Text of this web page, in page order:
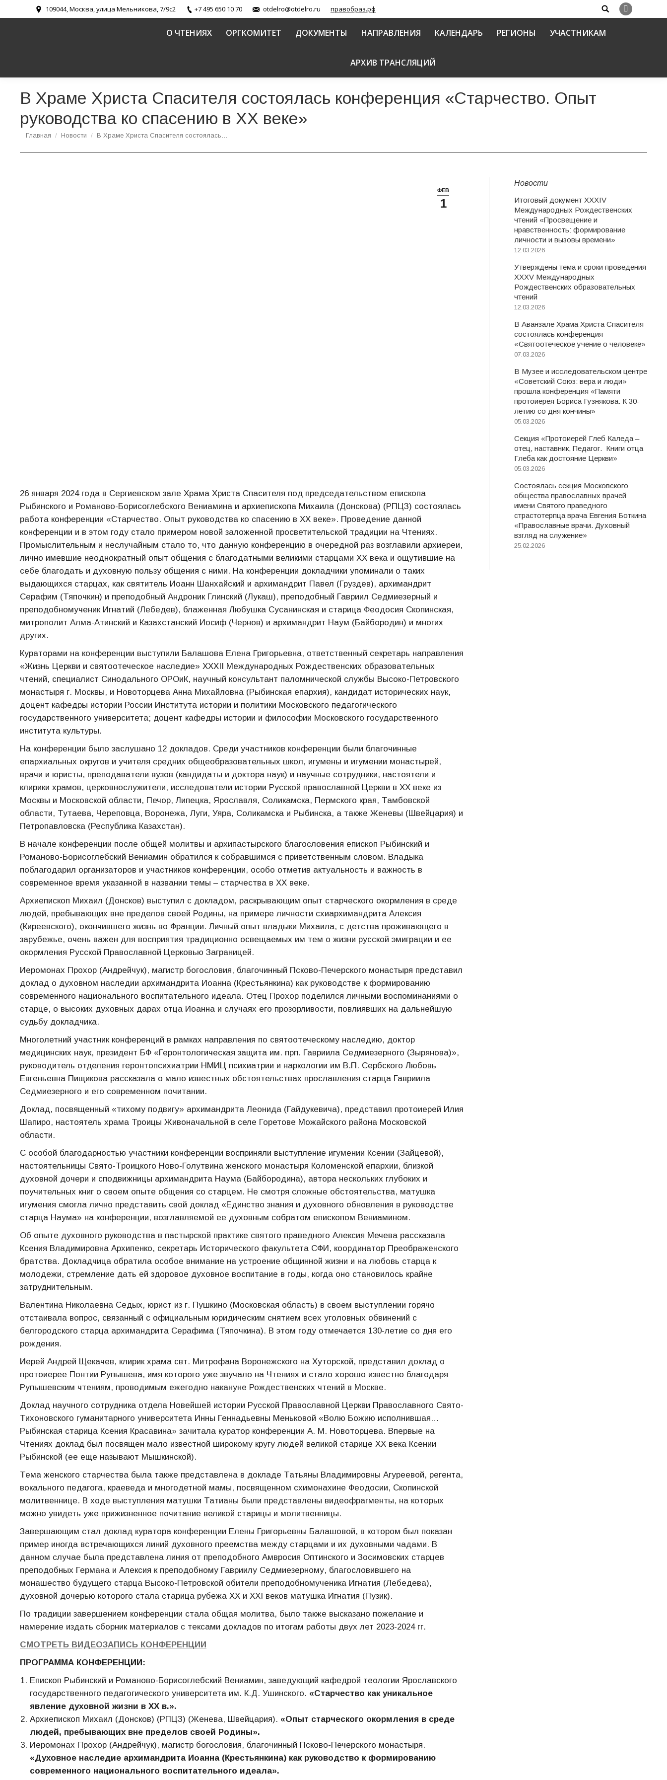
109044, Москва, улица Мельникова, 7/9с2 +7 495 650 10 70 otdelro@otdelro.ru правобраз.рф Search:
Вконтакте
О ЧТЕНИЯХ ОРГКОМИТЕТ ДОКУМЕНТЫ НАПРАВЛЕНИЯ КАЛЕНДАРЬ РЕГИОНЫ УЧАСТНИКАМ
АРХИВ ТРАНСЛЯЦИЙ
В Храме Христа Спасителя состоялась конференция «Старчество. Опыт
руководства ко спасению в ХХ веке»
Вы здесь:
Главная Новости В Храме Христа Спасителя состоялась…
ФЕВ
1
26 января 2024 года в Сергиевском зале Храма Христа Спасителя под председательством епископа
Рыбинского и Романово-Борисоглебского Вениамина и архиепископа Михаила (Донскова) (РПЦЗ) состоялась
работа конференции «Старчество. Опыт руководства ко спасению в ХХ веке». Проведение данной
конференции и в этом году стало примером новой заложенной просветительской традиции на Чтениях.
Промыслительным и неслучайным стало то, что данную конференцию в очередной раз возглавили архиереи,
лично имевшие неоднократный опыт общения с благодатными великими старцами ХХ века и ощутившие на
себе благодать и духовную пользу общения с ними. На конференции докладчики упоминали о таких
выдающихся старцах, как святитель Иоанн Шанхайский и архимандрит Павел (Груздев), архимандрит
Серафим (Тяпочкин) и преподобный Андроник Глинский (Лукаш), преподобный Гавриил Седмиезерный и
преподобномученик Игнатий (Лебедев), блаженная Любушка Сусанинская и старица Феодосия Скопинская,
митрополит Алма-Атинский и Казахстанский Иосиф (Чернов) и архимандрит Наум (Байбородин) и многих
других.
Кураторами на конференции выступили Балашова Елена Григорьевна, ответственный секретарь направления
«Жизнь Церкви и святоотеческое наследие» XXXII Международных Рождественских образовательных
чтений, специалист Синодального ОРОиК, научный консультант паломнической службы Высоко-Петровского
монастыря г. Москвы, и Новоторцева Анна Михайловна (Рыбинская епархия), кандидат исторических наук,
доцент кафедры истории России Института истории и политики Московского педагогического
государственного университета; доцент кафедры истории и философии Московского государственного
института культуры.
На конференции было заслушано 12 докладов. Среди участников конференции были благочинные
епархиальных округов и учителя средних общеобразовательных школ, игумены и игумении монастырей,
врачи и юристы, преподаватели вузов (кандидаты и доктора наук) и научные сотрудники, настоятели и
клирики храмов, церковнослужители, исследователи истории Русской православной Церкви в ХХ веке из
Москвы и Московской области, Печор, Липецка, Ярославля, Соликамска, Пермского края, Тамбовской
области, Тутаева, Череповца, Воронежа, Луги, Уяра, Соликамска и Рыбинска, а также Женевы (Швейцария) и
Петропавловска (Республика Казахстан).
В начале конференции после общей молитвы и архипастырского благословения епископ Рыбинский и
Романово-Борисоглебский Вениамин обратился к собравшимся с приветственным словом. Владыка
поблагодарил организаторов и участников конференции, особо отметив актуальность и важность в
современное время указанной в названии темы – старчества в ХХ веке.
Архиепископ Михаил (Донсков) выступил с докладом, раскрывающим опыт старческого окормления в среде
людей, пребывающих вне пределов своей Родины, на примере личности схиархимандрита Алексия
(Киреевского), окончившего жизнь во Франции. Личный опыт владыки Михаила, с детства проживающего в
зарубежье, очень важен для восприятия традиционно освещаемых им тем о жизни русской эмиграции и ее
окормления Русской Православной Церковью Заграницей.
Иеромонах Прохор (Андрейчук), магистр богословия, благочинный Псково-Печерского монастыря представил
доклад о духовном наследии архимандрита Иоанна (Крестьянкина) как руководстве к формированию
современного национального воспитательного идеала. Отец Прохор поделился личными воспоминаниями о
старце, о высоких духовных дарах отца Иоанна и случаях его прозорливости, повлиявших на дальнейшую
судьбу докладчика.
Многолетний участник конференций в рамках направления по святоотеческому наследию, доктор
медицинских наук, президент БФ «Геронтологическая защита им. прп. Гавриила Седмиезерного (Зырянова)»,
руководитель отделения геронтопсихиатрии НМИЦ психиатрии и наркологии им В.П. Сербского Любовь
Евгеньевна Пищикова рассказала о мало известных обстоятельствах прославления старца Гавриила
Седмиезерного и его современном почитании.
Доклад, посвященный «тихому подвигу» архимандрита Леонида (Гайдукевича), представил протоиерей Илия
Шапиро, настоятель храма Троицы Живоначальной в селе Горетове Можайского района Московской
области.
С особой благодарностью участники конференции восприняли выступление игумении Ксении (Зайцевой),
настоятельницы Свято-Троицкого Ново-Голутвина женского монастыря Коломенской епархии, близкой
духовной дочери и сподвижницы архимандрита Наума (Байбородина), автора нескольких глубоких и
поучительных книг о своем опыте общения со старцем. Не смотря сложные обстоятельства, матушка
игумения смогла лично представить свой доклад «Единство знания и духовного обновления в руководстве
старца Наума» на конференции, возглавляемой ее духовным собратом епископом Вениамином.
Об опыте духовного руководства в пастырской практике святого праведного Алексия Мечева рассказала
Ксения Владимировна Архипенко, секретарь Исторического факультета СФИ, координатор Преображенского
братства. Докладчица обратила особое внимание на устроение общинной жизни и на любовь старца к
молодежи, стремление дать ей здоровое духовное воспитание в годы, когда оно становилось крайне
затруднительным.
Валентина Николаевна Седых, юрист из г. Пушкино (Московская область) в своем выступлении горячо
отстаивала вопрос, связанный с официальным юридическим снятием всех уголовных обвинений с
белгородского старца архимандрита Серафима (Тяпочкина). В этом году отмечается 130-летие со дня его
рождения.
Иерей Андрей Щекачев, клирик храма свт. Митрофана Воронежского на Хуторской, представил доклад о
протоиерее Понтии Рупышева, имя которого уже звучало на Чтениях и стало хорошо известно благодаря
Рупышевским чтениям, проводимым ежегодно накануне Рождественских чтений в Москве.
Доклад научного сотрудника отдела Новейшей истории Русской Православной Церкви Православного Свято-
Тихоновского гуманитарного университета Инны Геннадьевны Меньковой «Волю Божию исполнившая…
Рыбинская старица Ксения Красавина» зачитала куратор конференции А. М. Новоторцева. Впервые на
Чтениях доклад был посвящен мало известной широкому кругу людей великой старице ХХ века Ксении
Рыбинской (ее еще называют Мышкинской).
Тема женского старчества была также представлена в докладе Татьяны Владимировны Агуреевой, регента,
вокального педагога, краеведа и многодетной мамы, посвященном схимонахине Феодосии, Скопинской
молитвеннице. В ходе выступления матушки Татианы были представлены видеофрагменты, на которых
можно увидеть уже прижизненное почитание великой старицы и молитвенницы.
Завершающим стал доклад куратора конференции Елены Григорьевны Балашовой, в котором был показан
пример иногда встречающихся линий духовного преемства между старцами и их духовными чадами. В
данном случае была представлена линия от преподобного Амвросия Оптинского и Зосимовских старцев
преподобных Германа и Алексия к преподобному Гавриилу Седмиезерному, благословившего на
монашество будущего старца Высоко-Петровской обители преподобномученика Игнатия (Лебедева),
духовной дочерью которого стала старица рубежа XX и XXI веков матушка Игнатия (Пузик).
По традиции завершением конференции стала общая молитва, было также высказано пожелание и
намерение издать сборник материалов с тексами докладов по итогам работы двух лет 2023-2024 гг.
СМОТРЕТЬ ВИДЕОЗАПИСЬ КОНФЕРЕНЦИИ
ПРОГРАММА КОНФЕРЕНЦИИ:
Епископ Рыбинский и Романово-Борисоглебский Вениамин, заведующий кафедрой теологии Ярославского
государственного педагогического университета им. К.Д. Ушинского. «Старчество как уникальное
явление духовной жизни в ХХ в.».
Архиепископ Михаил (Донсков) (РПЦЗ) (Женева, Швейцария). «Опыт старческого окормления в среде
людей, пребывающих вне пределов своей Родины».
Иеромонах Прохор (Андрейчук), магистр богословия, благочинный Псково-Печерского монастыря.
«Духовное наследие архимандрита Иоанна (Крестьянкина) как руководство к формированию
современного национального воспитательного идеала».
Новости
Итоговый документ XXХIV
Международных Рождественских
чтений «Просвещение и
нравственность: формирование
личности и вызовы времени»
12.03.2026
Утверждены тема и сроки проведения
XXXV Международных
Рождественских образовательных
чтений
12.03.2026
В Аванзале Храма Христа Спасителя
состоялась конференция
«Святоотеческое учение о человеке»
07.03.2026
В Музее и исследовательском центре
«Советский Союз: вера и люди»
прошла конференция «Памяти
протоиерея Бориса Гузнякова. К 30-
летию со дня кончины»
05.03.2026
Секция «Протоиерей Глеб Каледа –
отец, наставник, Педагог. Книги отца
Глеба как достояние Церкви»
05.03.2026
Состоялась секция Московского
общества православных врачей
имени Святого праведного
страстотерпца врача Евгения Боткина
«Православные врачи. Духовный
взгляд на служение»
25.02.2026